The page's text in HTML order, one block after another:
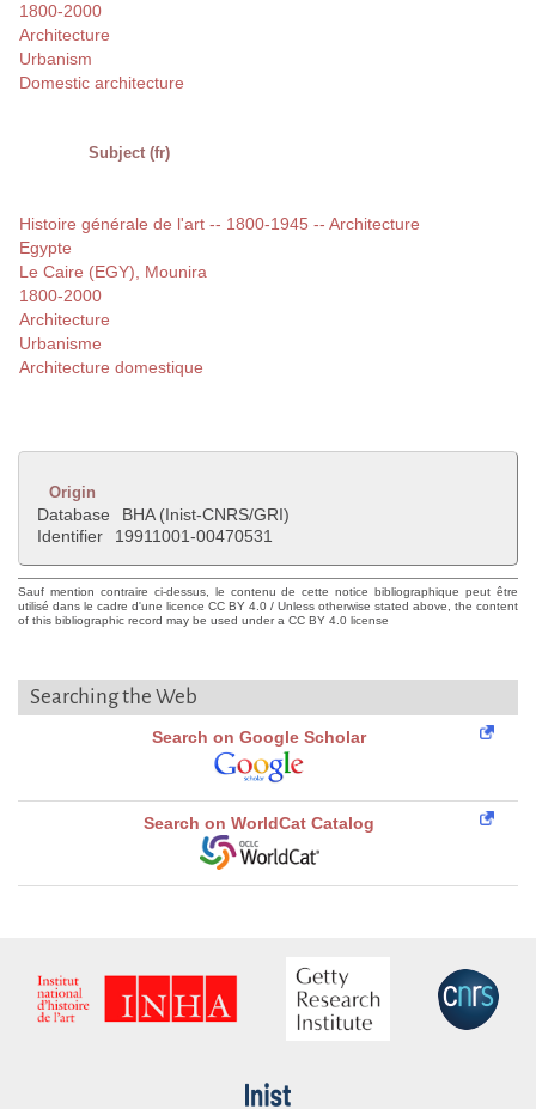
1800-2000
Architecture
Urbanism
Domestic architecture
Subject (fr)
Histoire générale de l'art -- 1800-1945 -- Architecture
Egypte
Le Caire (EGY), Mounira
1800-2000
Architecture
Urbanisme
Architecture domestique
Origin
Database
BHA (Inist-CNRS/GRI)
Identifier
19911001-00470531
Sauf mention contraire ci-dessus, le contenu de cette notice bibliographique peut être
utilisé dans le cadre d'une licence CC BY 4.0 / Unless otherwise stated above, the content
of this bibliographic record may be used under a CC BY 4.0 license
Searching the Web
Search on Google Scholar
Search on WorldCat Catalog